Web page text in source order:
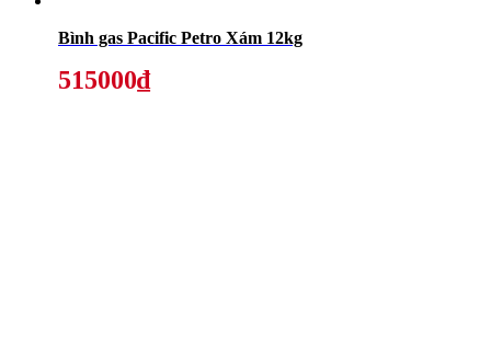
Bình gas Pacific Petro Xám 12kg
515000₫